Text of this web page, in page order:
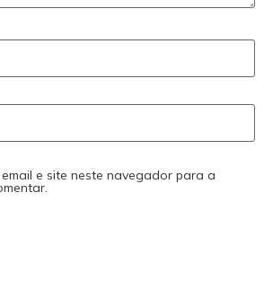
e site neste navegador para a